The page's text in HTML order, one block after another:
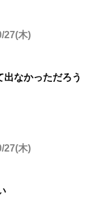
27(木)
なかっただろう
27(木)